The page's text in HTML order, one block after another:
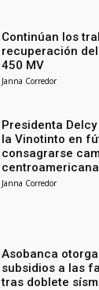
Continúan los
recuperación
450 MV
Janna Corredor
Presidenta
la Vinotinto en
consagrarse
centroamericana
Janna Corredor
Asobanca
subsidios a las
tras doblete